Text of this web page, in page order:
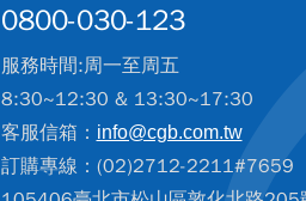
0800-030-123
服務時間:周一至周五
8:30~12:30 & 13:30~17:30
客服信箱： info@cgb.com.tw
訂購專線：(02)2712-2211#7659